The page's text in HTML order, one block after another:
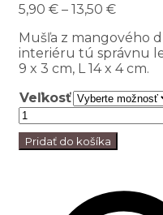
5,90 € – 13,50 €
Mušľa z mangového
interiéru tú správnu
9 x 3 cm, L 14 x 4 cm.
Veľkosť
Pridať do košíka